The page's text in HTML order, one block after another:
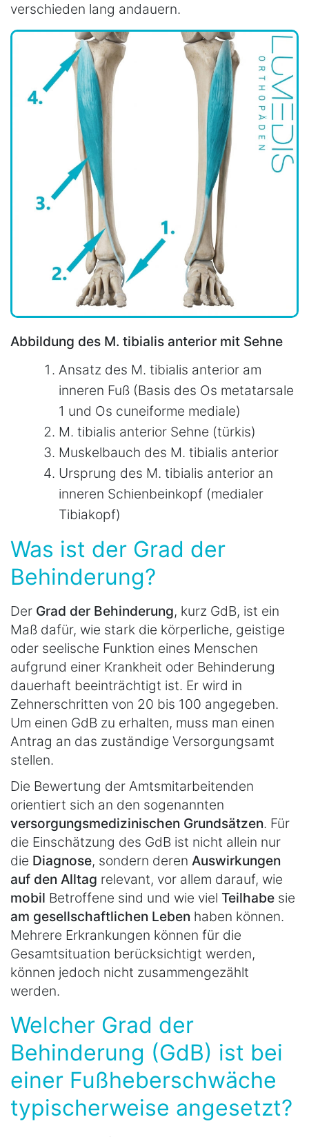
verschieden lang andauern.
Abbildung des M. tibialis anterior mit Sehne
Ansatz des M. tibialis anterior am
inneren Fuß (Basis des Os metatarsale
1 und Os cuneiforme mediale)
M. tibialis anterior Sehne (türkis)
Muskelbauch des M. tibialis anterior
Ursprung des M. tibialis anterior an
inneren Schienbeinkopf (medialer
Tibiakopf)
Was ist der Grad der
Behinderung?
Der Grad der Behinderung, kurz GdB, ist ein
Maß dafür, wie stark die körperliche, geistige
oder seelische Funktion eines Menschen
aufgrund einer Krankheit oder Behinderung
dauerhaft beeinträchtigt ist. Er wird in
Zehnerschritten von 20 bis 100 angegeben.
Um einen GdB zu erhalten, muss man einen
Antrag an das zuständige Versorgungsamt
stellen.
Die Bewertung der Amtsmitarbeitenden
orientiert sich an den sogenannten
versorgungsmedizinischen Grundsätzen. Für
die Einschätzung des GdB ist nicht allein nur
die Diagnose, sondern deren Auswirkungen
auf den Alltag relevant, vor allem darauf, wie
mobil Betroffene sind und wie viel Teilhabe sie
am gesellschaftlichen Leben haben können.
Mehrere Erkrankungen können für die
Gesamtsituation berücksichtigt werden,
können jedoch nicht zusammengezählt
werden.
Welcher Grad der
Behinderung (GdB) ist bei
einer Fußheberschwäche
typischerweise angesetzt?